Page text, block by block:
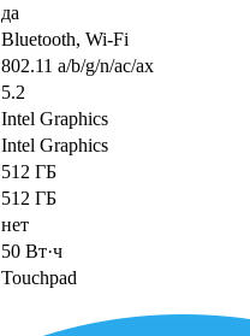
да
Bluetooth, Wi-Fi
802.11 a/b/g/n/ac/ax
5.2
Intel Graphics
Intel Graphics
512 ГБ
512 ГБ
нет
50 Вт·ч
Touchpad